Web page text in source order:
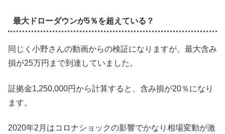
最大ドローダウンが5％を超えている？
同じく小野さんの動画からの検証になりますが、最大含み
損が25万円まで到達していました。
証拠金1,250,000円から計算すると、含み損が20％になり
ます。
2020年2月はコロナショックの影響でかなり相場変動が激